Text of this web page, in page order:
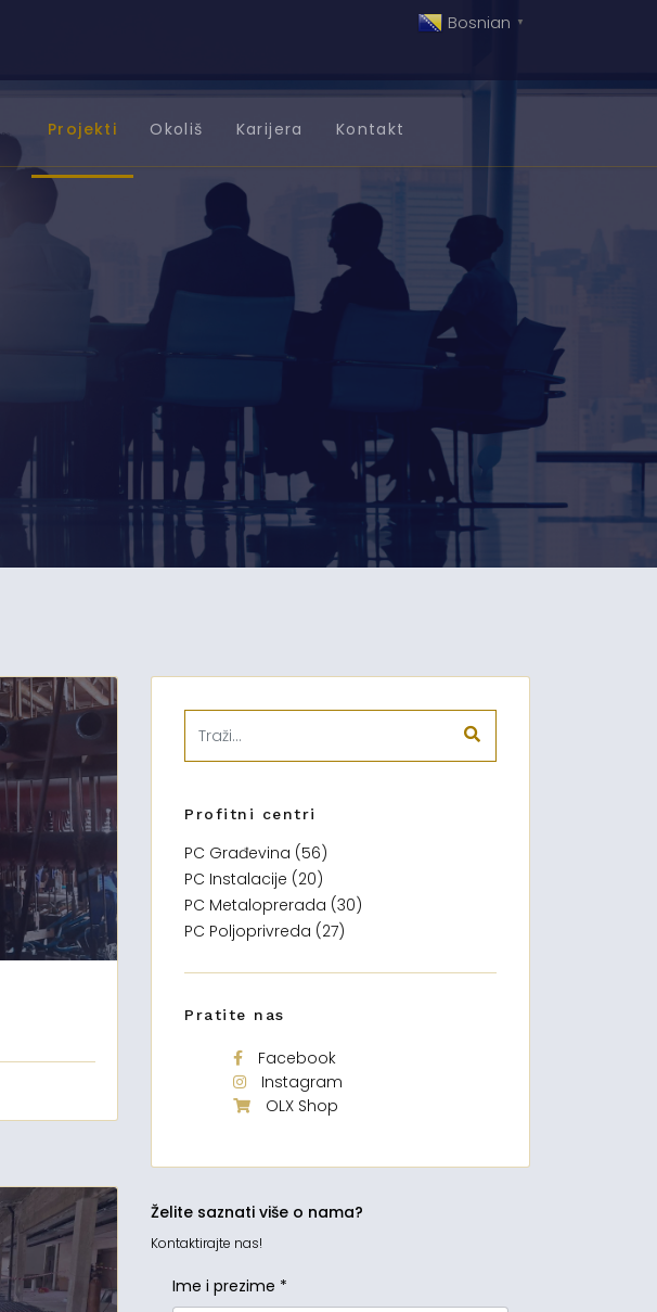
Bosnian ▼
Projekti Okoliš Karijera Kontakt
Profitni centri
PC Građevina (56)
PC Instalacije (20)
PC Metaloprerada (30)
PC Poljoprivreda (27)
Pratite nas
Facebook
Instagram
OLX Shop
Želite saznati više o nama?
Kontaktirajte nas!
Ime i prezime *